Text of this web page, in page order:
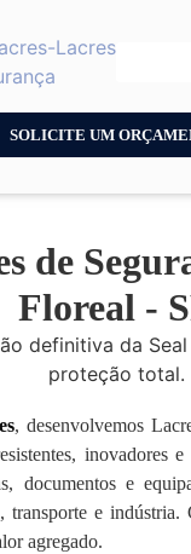
SOLICITE UM
de
Floreal -
definitiva da
proteção total.
, desenvolvemos
inovadores e
documentos e
transporte e indústria.
agregado.